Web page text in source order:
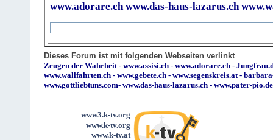
www.adorare.ch www.das-haus-lazarus.ch
Dieses Forum ist mit folgenden Webseiten verlinkt
Zeugen der Wahrheit - www.assisi.ch - www.adorare.ch -
www.wallfahrten.ch - www.gebete.ch - www.segenskreis.at -
www.gottliebtuns.com- www.das-haus-lazarus.ch - www.pater-pio.de
www3.k-tv.org
www.k-tv.org
www.k-tv.at